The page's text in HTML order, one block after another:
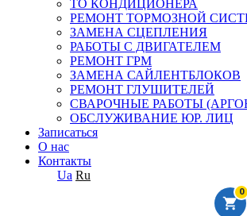
ТО КОНДИЦИОНЕРА
РЕМОНТ ТОРМОЗНОЙ
ЗАМЕНА СЦЕПЛЕНИЯ
РАБОТЫ С ДВИГАТЕЛЕМ
РЕМОНТ ГРМ
ЗАМЕНА САЙЛЕНТБЛОКОВ
РЕМОНТ ГЛУШИТЕЛЕЙ
СВАРОЧНЫЕ РАБОТЫ
ОБСЛУЖИВАНИЕ ЮР. ЛИЦ
Записаться
О нас
Контакты
Ua Ru
0